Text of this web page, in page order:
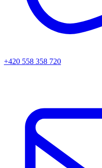
+420 558 358 720